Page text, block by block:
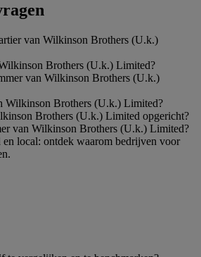
van Wilkinson Brothers (U.k.)
Brothers (U.k.) Limited?
van Wilkinson Brothers (U.k.)
Wilkinson Brothers (U.k.) Limited?
Brothers (U.k.) Limited opgericht?
van Wilkinson Brothers (U.k.) Limited?
local: ontdek waarom bedrijven voor